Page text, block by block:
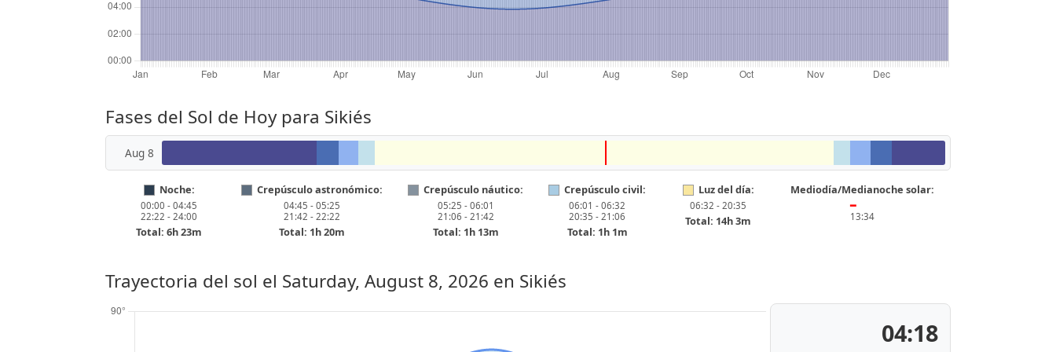
Fases del Sol de Hoy para Sikiés
Aug 8
Noche:
00:00 - 04:45
22:22 - 24:00
Total: 6h 23m
Crepúsculo astronómico:
04:45 - 05:25
21:42 - 22:22
Total: 1h 20m
Crepúsculo náutico:
05:25 - 06:01
21:06 - 21:42
Total: 1h 13m
Crepúsculo civil:
06:01 - 06:32
20:35 - 21:06
Total: 1h 1m
Luz del día:
06:32 - 20:35
Total: 14h 3m
Mediodía/Medianoche solar:
━
13:34
Trayectoria del sol el Saturday, August 8, 2026 en Sikiés
04:18